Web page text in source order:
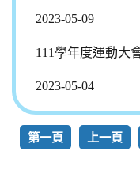
2023-05-09
111學年度運動大
2023-05-04
第一頁 上一頁